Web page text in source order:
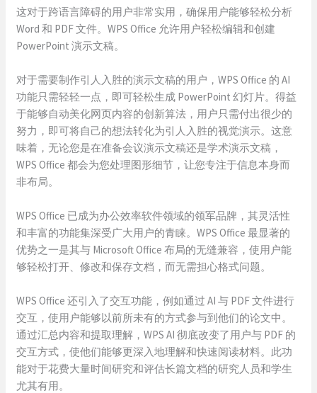
这对于跨语言障碍的用户非常实用，确保用户能够轻松分析
Word 和 PDF 文件。WPS Office 允许用户轻松编辑和创建
PowerPoint 演示文稿。
对于需要制作引人入胜的演示文稿的用户，WPS Office 的 AI
功能只需轻轻一点，即可轻松生成 PowerPoint 幻灯片。得益
于能够自动美化网页内容的创新算法，用户只需付出很少的
努力，即可将自己的想法转化为引人入胜的视觉演示。这意
味着，无论您是在准备会议演示文稿还是学术演示文稿，
WPS Office 都会为您处理图形细节，让您专注于信息本身而
非布局。
WPS Office 已成为办公效率软件领域的领军品牌，其灵活性
和丰富的功能集深受广大用户的青睐。WPS Office 最显著的
优势之一是其与 Microsoft Office 布局的无缝兼容，使用户能
够轻松打开、修改和保存文档，而无需担心格式问题。
WPS Office 还引入了交互功能，例如通过 AI 与 PDF 文件进行
交互，使用户能够以前所未有的方式参与到他们的论文中。
通过汇总内容和提取理解，WPS AI 彻底改变了用户与 PDF 的
交互方式，使他们能够更深入地理解和快速阅读材料。此功
能对于花费大量时间研究和评估长篇文档的研究人员和学生
尤其有用。